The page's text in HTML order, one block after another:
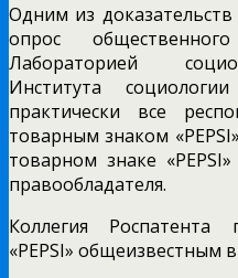
Одним из
опрос
Лабораторией
Института
практически все
товарным знаком
товарном знаке
правообладателя.
Коллегия
«PEPSI» общеизвестным в